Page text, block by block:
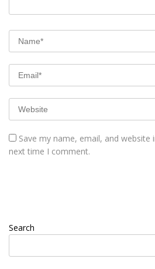
Save my name, email, and
next time I comment.
Search